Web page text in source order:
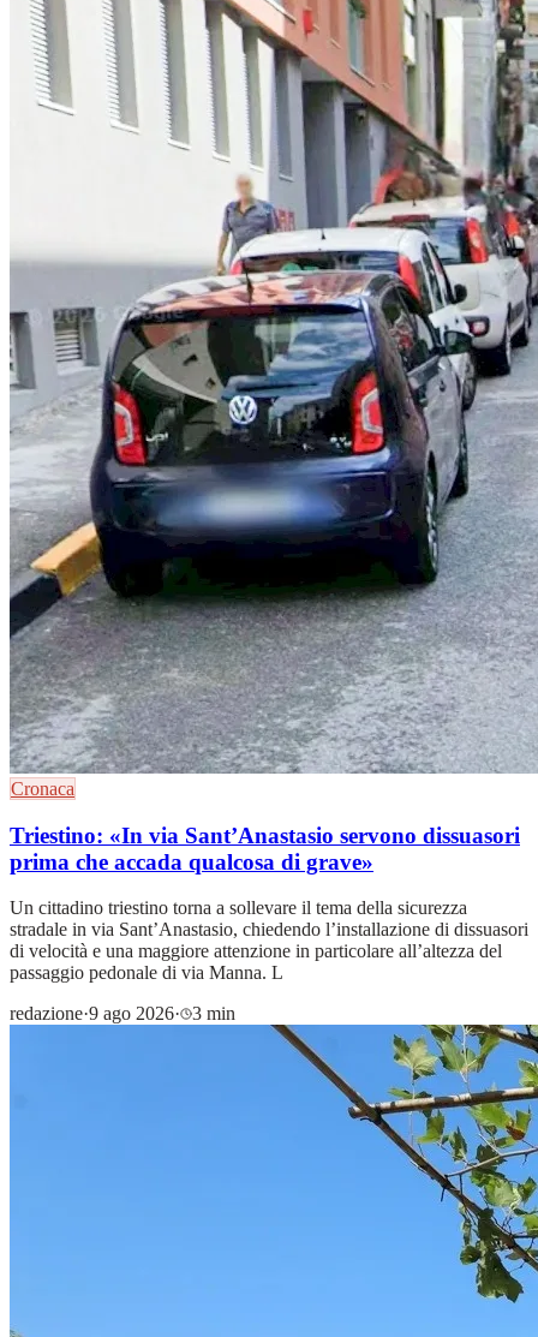
Cronaca
Triestino: «In via Sant’Anastasio servono dissuasori
prima che accada qualcosa di grave»
Un cittadino triestino torna a sollevare il tema della sicurezza
stradale in via Sant’Anastasio, chiedendo l’installazione di dissuasori
di velocità e una maggiore attenzione in particolare all’altezza del
passaggio pedonale di via Manna. L
redazione·9 ago 2026· 3 min